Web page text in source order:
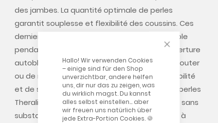
CLOSE
Hallo! Wir verwenden Cookies
– einige sind für den Shop
unverzichtbar, andere helfen
uns, dir nur das zu zeigen, was
du wirklich magst. Du kannst
alles selbst einstellen… aber
wir freuen uns natürlich über
jede Extra-Portion Cookies. 🍪
des jambes. La quantité optimale de perles
garantit souplesse et flexibilité des coussins. Ces
derniers offrent par ailleurs un soutien agréable
pendant le sommeil et l’allaitement. Une ouverture
autobloquante de l’intérieur vous permet d’ajouter
ou de retirer des perles selon le degré de stabilité
et de souplesse souhaité. Naturellement, les perles
Theraline sont hypoallergéniques, inodores et sans
substance nocive. Elles passent à la machine à